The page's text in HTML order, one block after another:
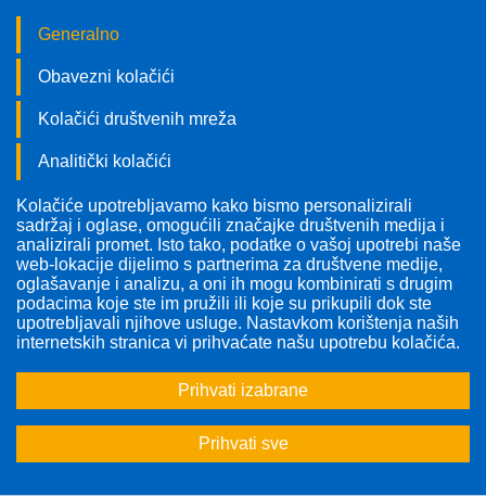
Pratite nas!
Odabrana tema: Sve teme
1 2 ... 37 > >>
Generalno
Obavezni kolačići
Kolačići društvenih mreža
Analitički kolačići
Kolačiće upotrebljavamo kako bismo personalizirali
sadržaj i oglase, omogućili značajke društvenih medija i
analizirali promet. Isto tako, podatke o vašoj upotrebi naše
web-lokacije dijelimo s partnerima za društvene medije,
oglašavanje i analizu, a oni ih mogu kombinirati s drugim
podacima koje ste im pružili ili koje su prikupili dok ste
upotrebljavali njihove usluge. Nastavkom korištenja naših
internetskih stranica vi prihvaćate našu upotrebu kolačića.
Prihvati izabrane
Prihvati sve